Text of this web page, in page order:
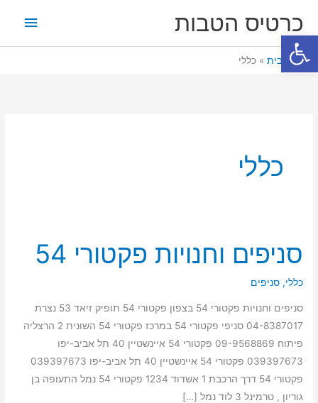
פתח סרגל נגישות
לתוכןכרטיס הטבות
ראשי
דף הבית כללי
כללי
סניפים וחנויות פקטורי 54
כללי,סניפים
סניפים וחנויות פקטורי 54 בצפון פקטורי 54 תופיק זיאד 53 נצרת
04-8387017 סניפי פקטורי 54 במרכז פקטורי 54 השונית 2 הרצליה
פיתוח 09-9568869 פקטורי 54 איינשטיין 40 תל אביב-יפו
039397673 פקטורי 54 איינשטיין 40 תל אביב-יפו 039397673
פקטורי 54 דרך הרכבת 1 אשדוד 1234 פקטורי 54 נמל התעופה בן
גוריון , טרמינל 3 לוד נמל […]
סניפים
וחנויות
פקטורי